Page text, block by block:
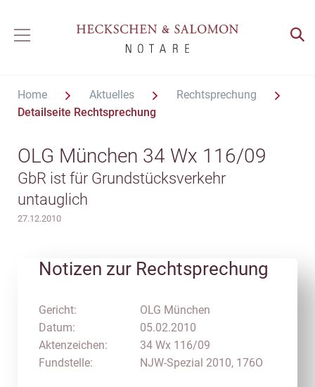
Home Aktuelles
Rechtsprechung
Detailseite Rechtsprechung
OLG München 34 Wx 116/09
GbR ist für Grundstücksverkehr
untauglich
27.12.2010
Notizen zur Rechtsprechung
Gericht:
Datum:
Aktenzeichen:
Fundstelle:
OLG München
05.02.2010
34 Wx 116/09
NJW-Spezial 2010, 176O